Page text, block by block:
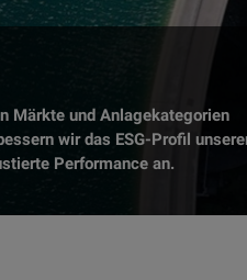
Märkte und Anlagekategorien
wir das ESG-Profil
Performance an.